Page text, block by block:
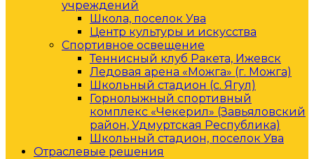
учреждений
Школа, поселок Ува
Центр культуры и искусства
Спортивное освещение
Теннисный клуб Ракета, Ижевск
Ледовая арена «Можга» (г. Можга)
Школьный стадион (с. Ягул)
Горнолыжный спортивный
комплекс «Чекерил» (Завьяловский
район, Удмуртская Республика)
Школьный стадион, поселок Ува
Отраслевые решения